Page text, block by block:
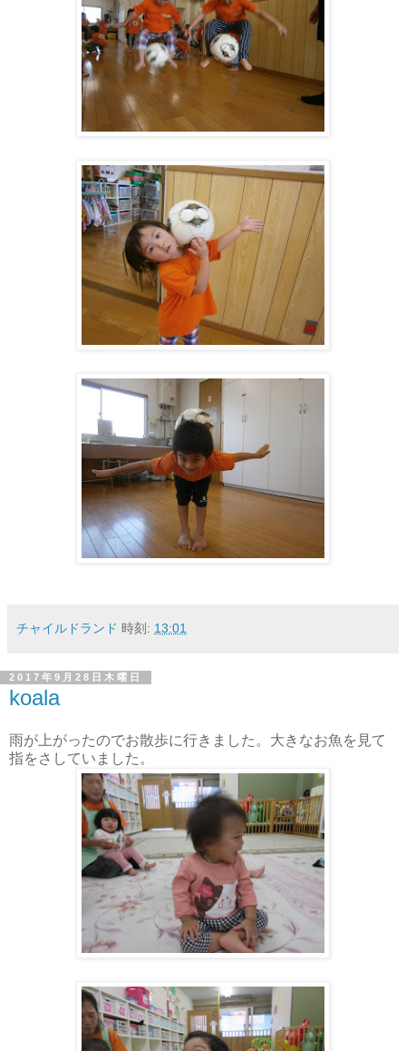
チャイルドランド 時刻: 13:01
2017年9月28日木曜日
koala
雨が上がったのでお散歩に行きました。大きなお魚を見て
指をさ していました。